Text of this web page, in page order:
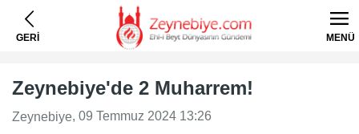
GERİ MENÜ
Zeynebiye'de 2 Muharrem!
Zeynebiye, 09 Temmuz 2024 13:26